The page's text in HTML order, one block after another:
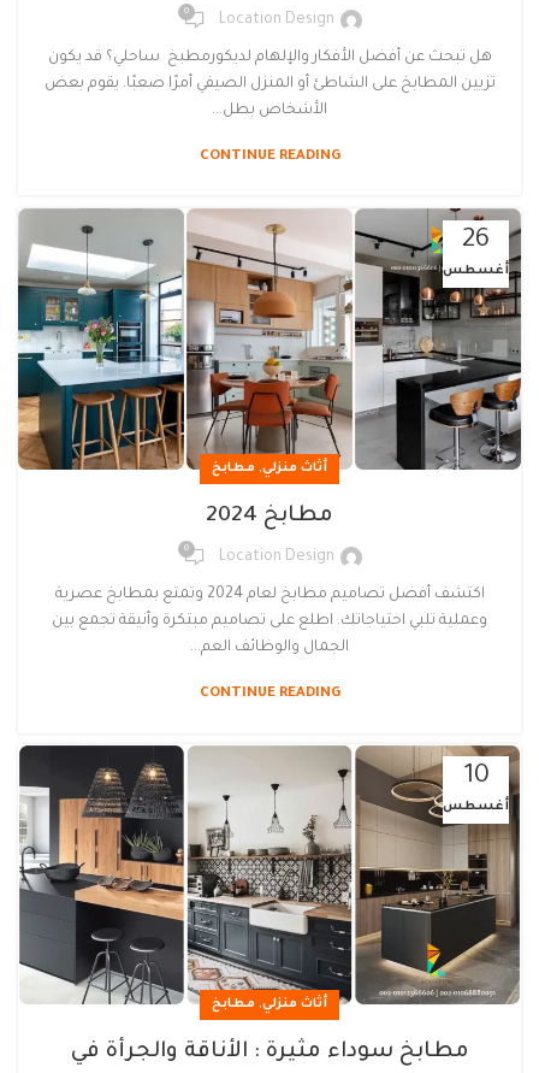
Location Design
0
هل تبحث عن أفضل الأفكار والإلهام لديكورمطبخ ساحلي؟ قد يكون
تزيين المطابخ على الشاطئ أو المنزل الصيفي أمرًا صعبًا. يقوم بعض
الأشخاص بطل...
CONTINUE READING
26
أغسطس
أثاث منزلي, مطابخ
مطابخ 2024
Location Design
0
اكتشف أفضل تصاميم مطابخ لعام 2024 وتمتع بمطابخ عصرية
وعملية تلبي احتياجاتك. اطلع على تصاميم مبتكرة وأنيقة تجمع بين
الجمال والوظائف العم...
CONTINUE READING
10
أغسطس
أثاث منزلي, مطابخ
مطابخ سوداء مثيرة : الأناقة والجرأة في